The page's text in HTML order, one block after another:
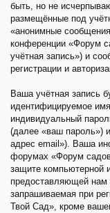
быть, но не
размещённые под
«анонимные
конференции «Форум
учётная запись») и
регистрации и
Ваша учётная запись
идентифицируемое
индивидуальный
(далее «ваш пароль»)
адрес email»). Ваша
форумах «Форум
защите компьютерной
предоставляющей нам
запрашиваемая при
Твой Сад», кроме